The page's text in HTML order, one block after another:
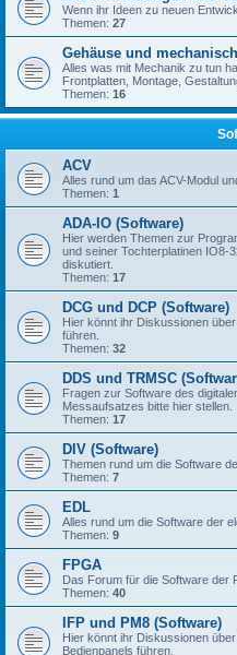
Wenn ihr Ideen zu neuen
Themen: 27
Gehäuse und
Alles was mit Mechanik zu tun
Frontplatten, Montage,
Themen: 16
ACV
Alles rund um das ACV-Modul
Themen: 1
ADA-IO (Software)
Hier werden Themen zur
und seiner Tochterplatinen IO8-
diskutiert.
Themen: 17
DCG und DCP (Software)
Hier könnt ihr Diskussionen
führen.
Themen: 32
DDS und TRMSC
Fragen zur Software des
Messaufsatzes bitte hier stellen.
Themen: 17
DIV (Software)
Themen rund um die Software
Themen: 7
EDL
Alles rund um die Software der
Themen: 9
FPGA
Das Forum für die Software der
Themen: 40
IFP und PM8 (Software)
Hier könnt ihr Diskussionen
Bedienpanels führen.